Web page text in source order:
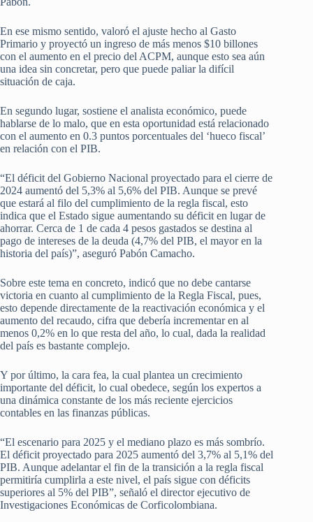
En ese mismo sentido, valoró el ajuste hecho al Gasto
Primario y proyectó un ingreso de más menos $10 billones
con el aumento en el precio del ACPM, aunque esto sea aún
una idea sin concretar, pero que puede paliar la difícil
situación de caja.
En segundo lugar, sostiene el analista económico, puede
hablarse de lo malo, que en esta oportunidad está relacionado
con el aumento en 0.3 puntos porcentuales del ‘hueco fiscal’
en relación con el PIB.
“El déficit del Gobierno Nacional proyectado para el cierre de
2024 aumentó del 5,3% al 5,6% del PIB. Aunque se prevé
que estará al filo del cumplimiento de la regla fiscal, esto
indica que el Estado sigue aumentando su déficit en lugar de
ahorrar. Cerca de 1 de cada 4 pesos gastados se destina al
pago de intereses de la deuda (4,7% del PIB, el mayor en la
historia del país)”, aseguró Pabón Camacho.
Sobre este tema en concreto, indicó que no debe cantarse
victoria en cuanto al cumplimiento de la Regla Fiscal, pues,
esto depende directamente de la reactivación económica y el
aumento del recaudo, cifra que debería incrementar en al
menos 0,2% en lo que resta del año, lo cual, dada la realidad
del país es bastante complejo.
Y por último, la cara fea, la cual plantea un crecimiento
importante del déficit, lo cual obedece, según los expertos a
una dinámica constante de los más reciente ejercicios
contables en las finanzas públicas.
“El escenario para 2025 y el mediano plazo es más sombrío.
El déficit proyectado para 2025 aumentó del 3,7% al 5,1% del
PIB. Aunque adelantar el fin de la transición a la regla fiscal
permitiría cumplirla a este nivel, el país sigue con déficits
superiores al 5% del PIB”, señaló el director ejecutivo de
Investigaciones Económicas de Corficolombiana.